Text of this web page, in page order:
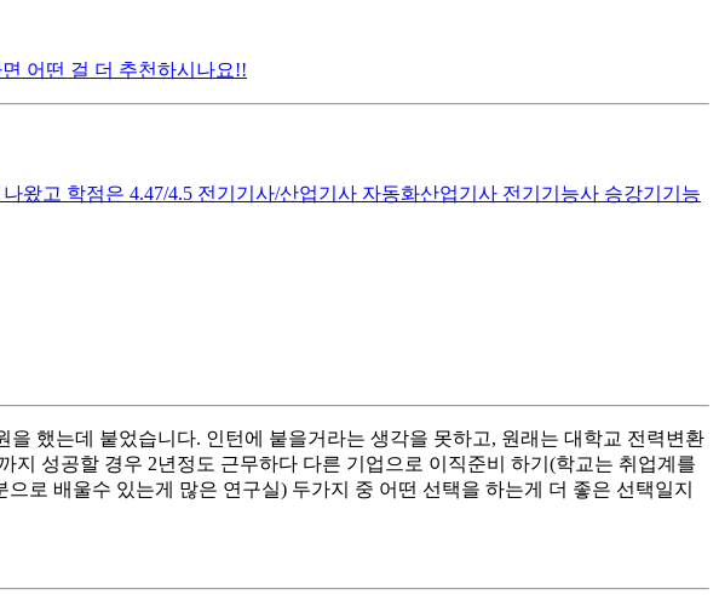
어떤 걸 더 추천하시나요!!
왔고 학점은 4.47/4.5 전기기사/산업기사 자동화산업기사 전기기능사 승강기기능
했는데 붙었습니다. 인턴에 붙을거라는 생각을 못하고, 원래는 대학교 전력변환
성공할 경우 2년정도 근무하다 다른 기업으로 이직준비 하기(학교는 취업계를
로 배울수 있는게 많은 연구실) 두가지 중 어떤 선택을 하는게 더 좋은 선택일지